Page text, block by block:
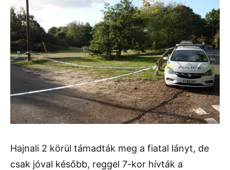
Hajnali 2 körül támadták meg a fiatal lányt, de
csak jóval később, reggel 7-kor hívták a